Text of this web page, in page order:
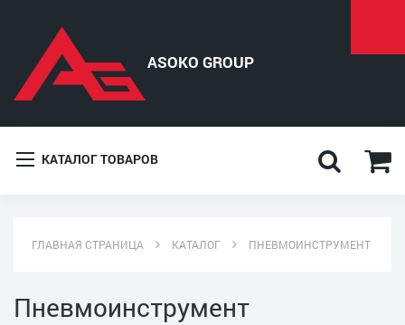
КАТАЛОГ ТОВАРОВ
ГЛАВНАЯ СТРАНИЦА КАТАЛОГ ПНЕВМОИНСТРУМЕНТ
Пневмоинструмент